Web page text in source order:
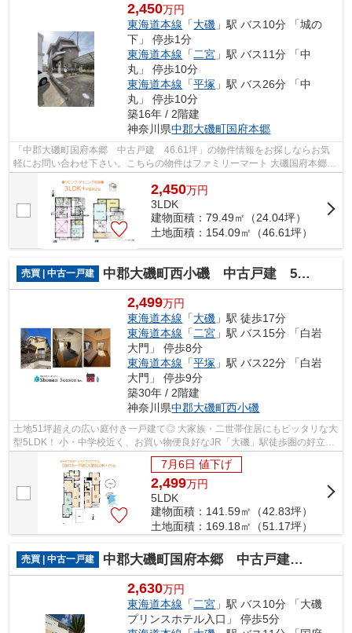
2,450万円
東海道本線 「大磯 」駅 バス10分 「城の
下」 停歩1分
東海道本線 「二宮 」駅 バス11分 「中
丸」 停歩10分
東海道本線 「平塚 」駅 バス26分 「中
丸」 停歩10分
築16年 / 2階建
神奈川県中郡大磯町国府本郷
「中郡大磯町国府本郷 中古戸建 46.61坪」の物件情報をお探しならお気
軽にお問い合わせ下さい。こちらの物件はファミリーマート 大磯国府本郷店
2,450万円
3LDK
建物面積：79.49㎡（24.04坪）
土地面積：154.09㎡（46.61坪）
売買 | 中古一戸建 中郡大磯町西小磯 中古戸建 51.17坪
2,499万円
東海道本線 「大磯 」駅 徒歩17分
東海道本線 「 二宮 」駅 バス15分 「白岩
大門」 停歩8分
東海道本線 「平塚 」駅 バス22分 「白岩
大門」 停歩9分
築30年 / 2階建
神奈川県中郡大磯町西小磯
土地51坪超えの広い庭付き一戸建て◎ 大家族・二世帯住居にもピッタリな大
型5LDK！ 小・中学校近く、お買い物便良好なJR「大磯」駅徒歩圏の好立地
◎ 「砂浜」まで徒歩１１分でアクセス可...
7月6日 値下げ
2,499万円
5LDK
建物面積：141.59㎡（42.83坪）
土地面積：169.18㎡（51.17坪）
売買 | 中古一戸建 中郡大磯町国府本郷 中古戸建 42.44坪
2,630万円
東海道本線 「 二宮 」駅 バス10分 「大磯
プリンスホテル入口」 停歩5分